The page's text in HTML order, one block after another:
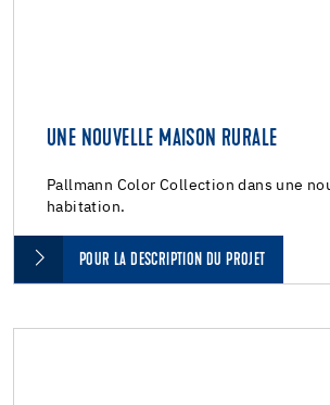
UNE NOUVELLE MAISON RURALE
Pallmann Color Collection dans une
habitation.
POUR LA DESCRIPTION DU PROJET